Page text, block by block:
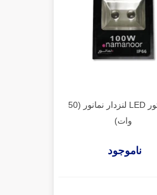
پروژکتور LED لنزدار نمانور (50
وات)
ناموجود